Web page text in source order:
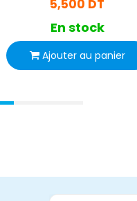
5,500 DT
En stock
Ajouter au panier